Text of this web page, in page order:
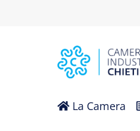
La Camera